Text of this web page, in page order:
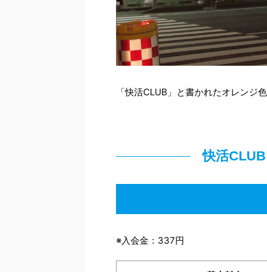
「快活CLUB」と書かれたオレンジ
快活
※入会金：337円